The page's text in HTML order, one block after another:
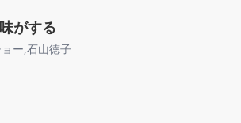
がする
ー,石山徳子